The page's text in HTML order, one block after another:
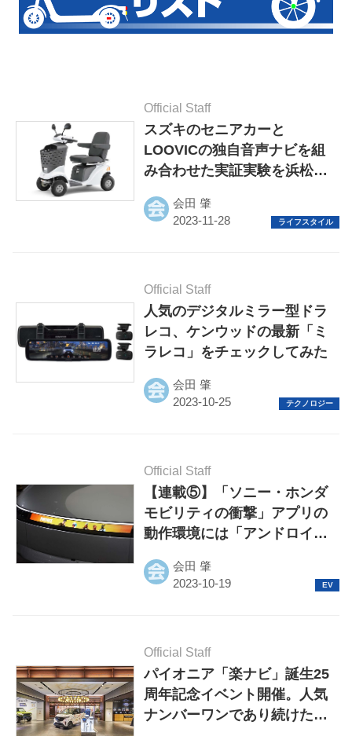
Official Staff
スズキのセニアカーと
LOOVICの独自音声ナビを組
み合わせた実証実験を浜松で
会田 肇
Official Staff
人気のデジタルミラー型ドラ
レコ、ケンウッドの最新「ミ
ラレコ」をチェックしてみた
会田 肇
Official Staff
【連載⑤】「ソニー・ホンダ
モビリティの衝撃」アプリの
動作環境には「アンドロイド
会田 肇
Official Staff
パイオニア「楽ナビ」誕生25
周年記念イベント開催。人気
ナンバーワンであり続けた理